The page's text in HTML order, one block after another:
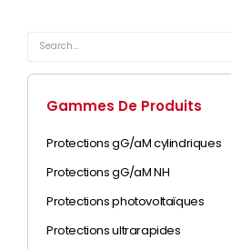
Gammes De Produits
Protections gG/aM cylindriques
Protections gG/aM NH
Protections photovoltaïques
Protections ultrarapides